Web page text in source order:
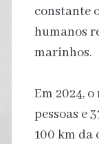
constante
humanos
marinhos.
Em 2024,
pessoas e
100 km da